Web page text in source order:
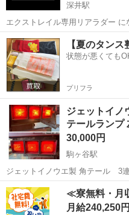
深井駅
エクストレイル専用リアラダー になります。 ほぼ新
し、装着してましたが、 車入替に伴い販売に至ってます。 前の方から
購入後、私の方では、 子供が一
回しか使用しておりま...
大阪 堺市 深井駅 外
【夏のタン
状態が悪くても
プリフラ
ジェットイノ
テールランプ
30,000円
駒ヶ谷駅
ジェットイノウエ製 角テール 3
出品いたします。 - タイプ: ハロゲンライト※ウインカーは流れない -
大阪 羽曳野市 駒ヶ谷駅
≪寮無料・月
月給240,250円